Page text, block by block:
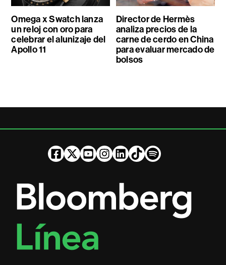
Omega x Swatch lanza
un reloj con oro para
celebrar el alunizaje del
Apollo 11
Director de Hermès
analiza precios de la
carne de cerdo en China
para evaluar mercado de
bolsos